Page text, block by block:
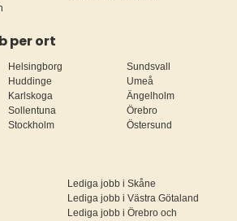
per ort
Helsingborg
Huddinge
Karlskoga
Sollentuna
Stockholm
Sundsvall
Umeå
Ängelholm
Örebro
Östersund
Lediga jobb i Skåne
Lediga jobb i Västra Götaland
Lediga jobb i Örebro och